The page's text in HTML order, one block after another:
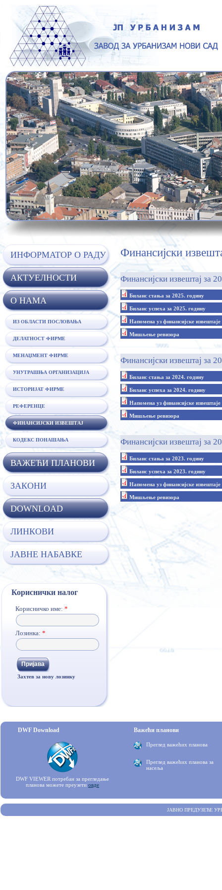
Финансијски
Финансијски извештај за
Биланс стања за 2025. годину
Биланс успеха за 2025. годину
Напомена уз финансијске извештаје
Мишљење ревизора
Финансијски извештај за
Биланс стања за 2024. годину
Биланс успеха за 2024. годину
Напомена уз финансијске извештаје
Мишљење ревизора
Финансијски извештај за
Биланс стања за 2023. годину
Биланс успеха за 2023. годину
Напомена уз финансијске извештаје
Мишљење ревизора
ИНФОРМАТОР О РАДУ
АКТУЕЛНОСТИ
O НАМА
ИЗ ОБЛАСТИ ПОСЛОВАЊА
ДЕЛАТНОСТ ФИРМЕ
МЕНАЏМЕНТ ФИРМЕ
УНУТРАШЊА ОРГАНИЗАЦИЈА
ИСТОРИЈАТ ФИРМЕ
РЕФЕРЕНЦЕ
ФИНАНСИЈСКИ ИЗВЕШТАЈ
КОДЕКС ПОНАШАЊА
ВАЖЕЋИ ПЛАНОВИ
ЗАКОНИ
DOWNLOAD
ЛИНКОВИ
ЈАВНЕ НАБАВКЕ
Кориснички налог
Корисничко име: *
Лозинка: *
Захтев за нову лозинку
DWF Download
DWF VIEWER потребан за прегледање
планова можете преузети овде
Важећи планови
Преглед важећих планова
Преглед важећих планова за
насеља
ЈАВНО ПРЕДУЗЕЋЕ